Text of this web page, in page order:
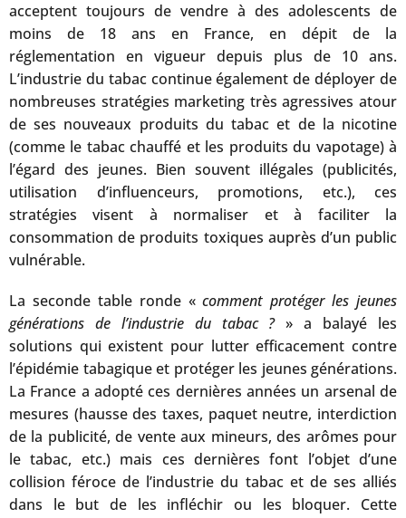
acceptent toujours de vendre à des adolescents de
moins de 18 ans en France, en dépit de la
réglementation en vigueur depuis plus de 10 ans.
L’industrie du tabac continue également de déployer de
nombreuses stratégies marketing très agressives atour
de ses nouveaux produits du tabac et de la nicotine
(comme le tabac chauffé et les produits du vapotage) à
l’égard des jeunes. Bien souvent illégales (publicités,
utilisation d’influenceurs, promotions, etc.), ces
stratégies visent à normaliser et à faciliter la
consommation de produits toxiques auprès d’un public
vulnérable.
La seconde table ronde «comment protéger les jeunes
générations de l’industrie du tabac ?» a balayé les
solutions qui existent pour lutter efficacement contre
l’épidémie tabagique et protéger les jeunes générations.
La France a adopté ces dernières années un arsenal de
mesures (hausse des taxes, paquet neutre, interdiction
de la publicité, de vente aux mineurs, des arômes pour
le tabac, etc.) mais ces dernières font l’objet d’une
collision féroce de l’industrie du tabac et de ses alliés
dans le but de les infléchir ou les bloquer. Cette